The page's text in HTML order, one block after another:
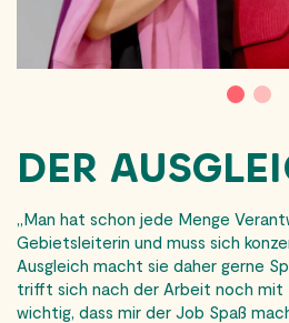
DER
„Man hat schon jede Menge
Gebietsleiterin und muss sich
Ausgleich macht sie daher gerne
trifft sich nach der Arbeit noch mit
wichtig, dass mir der Job Spaß